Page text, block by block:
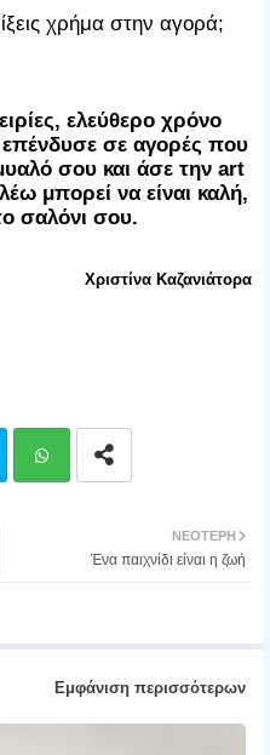
χρήμα στην αγορά;
ελεύθερο χρόνο
επένδυσε σε αγορές που
σου και άσε την art
μπορεί να είναι καλή,
σαλόνι σου.
Χριστίνα Καζανιάτορα
ΝΕΌΤΕΡΗ
Ένα παιχνίδι είναι η ζωή
Εμφάνιση περισσότερων